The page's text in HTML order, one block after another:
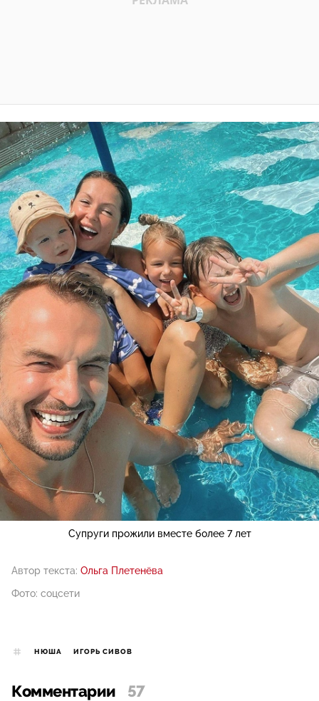
Супруги прожили вместе более 7 лет
Автор текста: Ольга Плетенёва
Фото: соцсети
НЮША ИГОРЬ СИВОВ
Комментарии 57